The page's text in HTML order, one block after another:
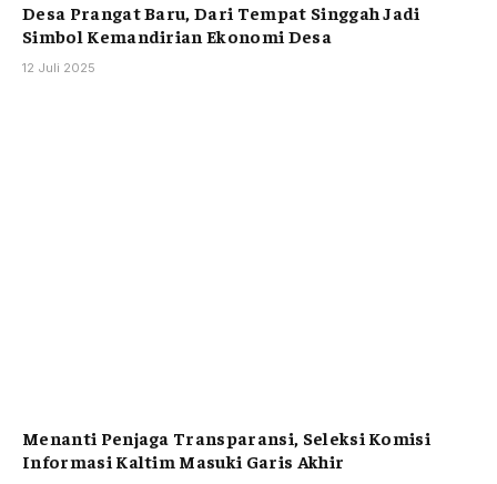
Desa Prangat Baru, Dari Tempat Singgah Jadi
Simbol Kemandirian Ekonomi Desa
12 Juli 2025
Menanti Penjaga Transparansi, Seleksi Komisi
Informasi Kaltim Masuki Garis Akhir